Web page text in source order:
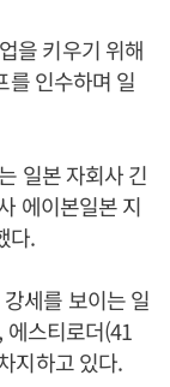
을 키우기 위해
를 인수하며 일
일본 자회사 긴
에이본일본 지
다.
세를 보이는 일
에스티로더(41
지하고 있다.